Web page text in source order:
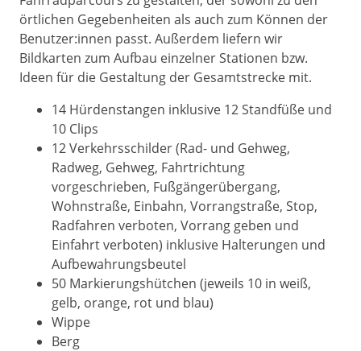
örtlichen Gegebenheiten als auch zum Können der
Benutzer:innen passt. Außerdem liefern wir
Bildkarten zum Aufbau einzelner Stationen bzw.
Ideen für die Gestaltung der Gesamtstrecke mit.
14 Hürdenstangen inklusive 12 Standfüße und
10 Clips
12 Verkehrsschilder (Rad- und Gehweg,
Radweg, Gehweg, Fahrtrichtung
vorgeschrieben, Fußgängerübergang,
Wohnstraße, Einbahn, Vorrangstraße, Stop,
Radfahren verboten, Vorrang geben und
Einfahrt verboten) inklusive Halterungen und
Aufbewahrungsbeutel
50 Markierungshütchen (jeweils 10 in weiß,
gelb, orange, rot und blau)
Wippe
Berg